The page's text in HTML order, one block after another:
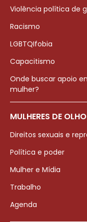
Violência política de
Racismo
LGBTQIfobia
Capacitismo
Onde buscar apoio
mulher?
MULHERES DE OLHO
Direitos sexuais e
Política e poder
Mulher e Mídia
Trabalho
Agenda